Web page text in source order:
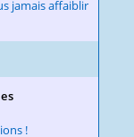
!